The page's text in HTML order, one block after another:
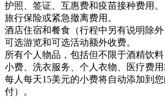
护照、签证、互惠费和疫苗接种费用。
旅行保险或紧急撤离费用。
酒店住宿和餐食（行程中另有说明除外
可选游览和可选活动额外收费。
所有个人物品，包括但不限于酒精饮料
小费、洗衣服务、个人衣物、医疗费用
每人每天15美元的小费将自动添加到
付）。